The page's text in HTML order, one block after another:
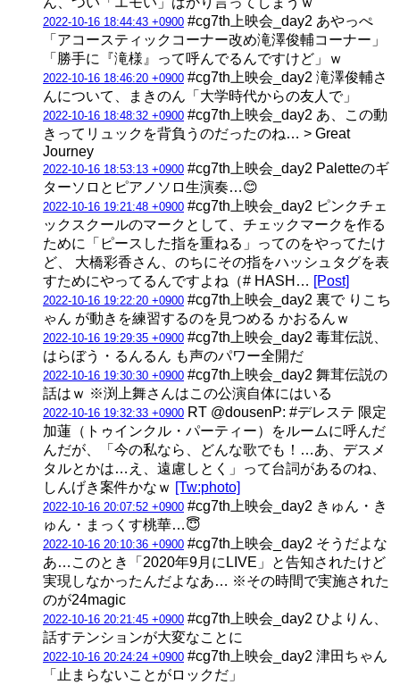
2022-10-16 18:44:43 +0900 #cg7th上映会_day2 あやっぺ
「アコースティックコーナー改め滝澤俊輔コーナー」
「勝手に『滝様』って呼んでるんですけど」ｗ
2022-10-16 18:46:20 +0900 #cg7th上映会_day2 滝澤俊輔さ
んについて、まきのん「大学時代からの友人で」
2022-10-16 18:48:32 +0900 #cg7th上映会_day2 あ、この動
きってリュックを背負うのだったのね… > Great
Journey
2022-10-16 18:53:13 +0900 #cg7th上映会_day2 Paletteのギ
ターソロとピアノソロ生演奏…😊
2022-10-16 19:21:48 +0900 #cg7th上映会_day2 ピンクチェ
ックスクールのマークとして、チェックマークを作る
ために「ピースした指を重ねる」ってのをやってたけ
ど、 大橋彩香さん、のちにその指をハッシュタグを表
すためにやってるんですよね（# HASH… [Post]
2022-10-16 19:22:20 +0900 #cg7th上映会_day2 裏で りこち
ゃん が動きを練習するのを見つめる かおるんｗ
2022-10-16 19:29:35 +0900 #cg7th上映会_day2 毒茸伝説、
はらぼう・るんるん も声のパワー全開だ
2022-10-16 19:30:30 +0900 #cg7th上映会_day2 舞茸伝説の
話はｗ ※渕上舞さんはこの公演自体にはいる
2022-10-16 19:32:33 +0900 RT @dousenP: #デレステ 限定
加蓮（トゥインクル・​パーティー）をルームに呼んだ
んだが、「今の私なら、どんな歌でも！…あ、デスメ
タルとかは…え、遠慮しとく」って台詞があるのね、
しんげき案件かなｗ [Tw:photo]
2022-10-16 20:07:52 +0900 #cg7th上映会_day2 きゅん・き
ゅん・まっくす桃華…😇
2022-10-16 20:10:36 +0900 #cg7th上映会_day2 そうだよな
あ…このとき「2020年9月にLIVE」と告知されたけど
実現しなかったんだよなあ… ※その時間で実施された
のが24magic
2022-10-16 20:21:45 +0900 #cg7th上映会_day2 ひよりん、
話すテンションが大変なことに
2022-10-16 20:24:24 +0900 #cg7th上映会_day2 津田ちゃん
「止まらないことがロックだ」